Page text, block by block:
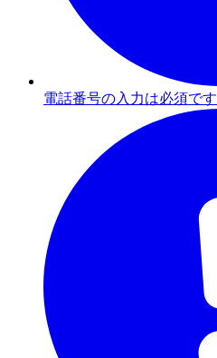
電話番号の入力は必須です